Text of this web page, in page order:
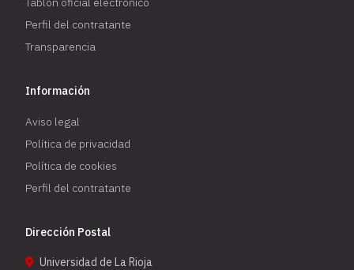
Perfil del contratante
Transparencia
Información
Aviso legal
Política de privacidad
Política de cookies
Perfil del contratante
Dirección Postal
Universidad de La Rioja